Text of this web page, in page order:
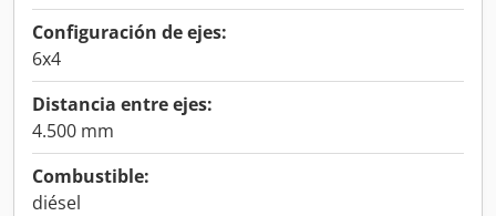
Configuración de ejes:
6x4
Distancia entre ejes:
4.500 mm
Combustible:
diésel